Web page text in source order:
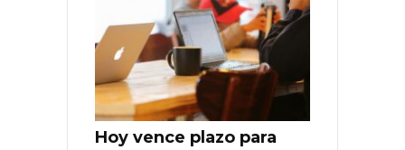
Hoy vence plazo para